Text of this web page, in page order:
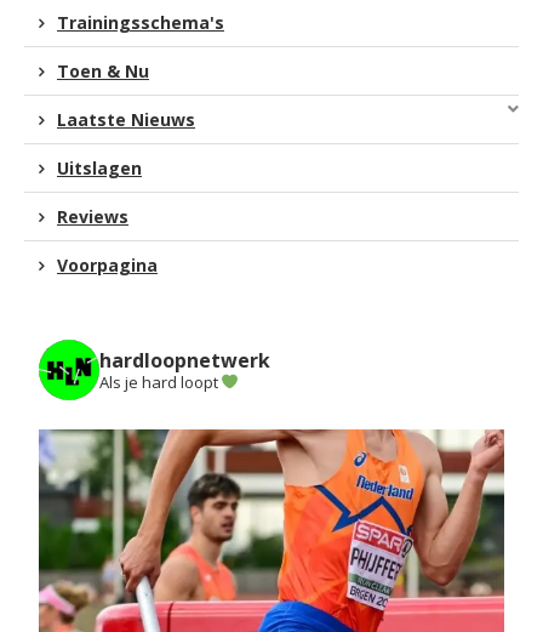
Trainingsschema's
Toen & Nu
Laatste Nieuws
Uitslagen
Reviews
Voorpagina
hardloopnetwerk
Als je hard loopt